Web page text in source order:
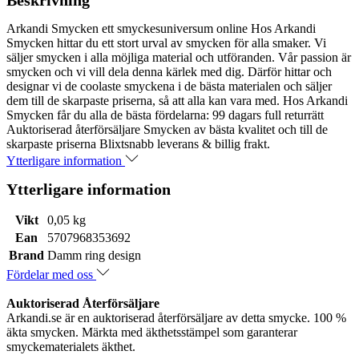
Arkandi Smycken ett smyckesuniversum online Hos Arkandi
Smycken hittar du ett stort urval av smycken för alla smaker. Vi
säljer smycken i alla möjliga material och utföranden. Vår passion är
smycken och vi vill dela denna kärlek med dig. Därför hittar och
designar vi de coolaste smyckena i de bästa materialen och säljer
dem till de skarpaste priserna, så att alla kan vara med. Hos Arkandi
Smycken får du alla de bästa fördelarna: 99 dagars full returrätt
Auktoriserad återförsäljare Smycken av bästa kvalitet och till de
skarpaste priserna Blixtsnabb leverans & billig frakt.
Ytterligare information
Ytterligare information
Vikt
0,05 kg
Ean
5707968353692
Brand Damm ring design
Fördelar med oss
Auktoriserad Återförsäljare
Arkandi.se är en auktoriserad återförsäljare av detta smycke. 100 %
äkta smycken. Märkta med äkthetsstämpel som garanterar
smyckematerialets äkthet.